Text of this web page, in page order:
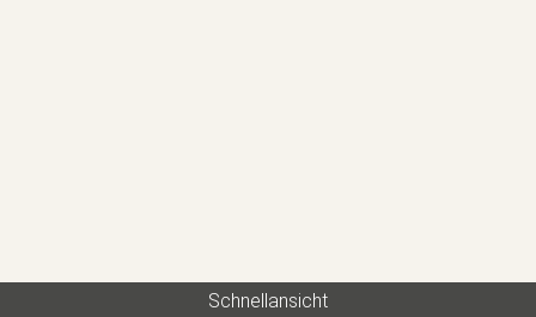
Schnellansicht